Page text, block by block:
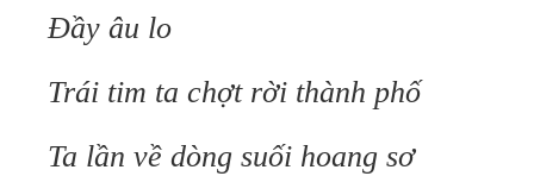
Đầy âu lo
Trái tim ta chợt rời thành phố
Ta lần về dòng suối hoang sơ